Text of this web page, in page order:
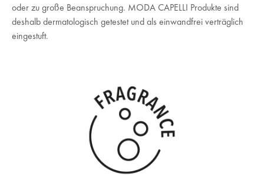
oder zu große Beanspruchung. MODA CAPELLI Produkte sind
deshalb dermatologisch getestet und als einwandfrei verträglich
eingestuft.